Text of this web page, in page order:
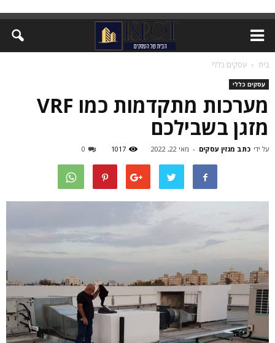
בית עסקים כללי
עסקים כללי
מערכות מתקדמות כמו VRF
מזגן בשבילכם
על ידי כתב מגזין עסקים - מאי 22, 2022 1017
0